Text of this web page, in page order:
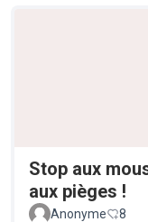
Stop aux
aux pièges !
Anonyme 8